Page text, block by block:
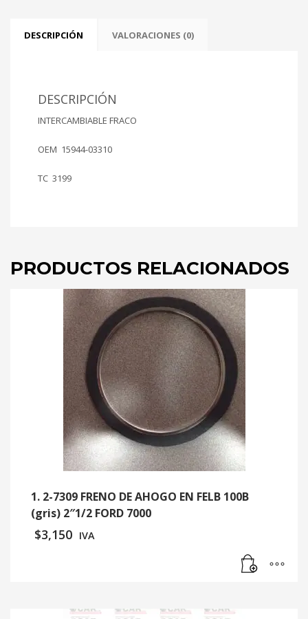
DESCRIPCIÓN VALORACIONES (0)
DESCRIPCIÓN
INTERCAMBIABLE FRACO
OEM 15944-03310
TC 3199
PRODUCTOS RELACIONADOS
1. 2-7309 FRENO DE AHOGO EN FELB 100B
(gris) 2″1/2 FORD 7000
$3,150 IVA